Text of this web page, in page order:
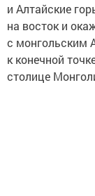
и Алтайские
на восток и
с монгольским
к конечной
столице